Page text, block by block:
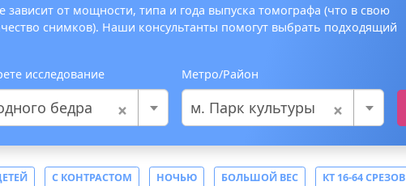
зависит от мощности, типа и года выпуска томографа (что в свою
снимков). Наши консультанты помогут выбрать подходящий
исследование
×
бедра
Метро/Район
×
м. Парк культуры
С КОНТРАСТОМ НОЧЬЮ БОЛЬШОЙ ВЕС КТ 16-64 СРЕЗОВ